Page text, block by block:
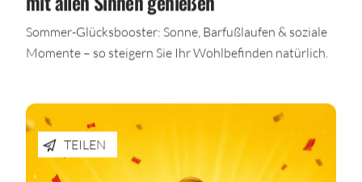
Sommer-Glücksbooster: Sonne, Barfußlaufen & soziale
Momente – so steigern Sie Ihr Wohlbefinden natürlich.
TEILEN